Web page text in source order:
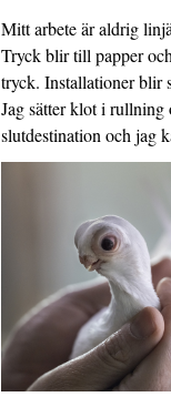
Mitt arbete är aldrig
Tryck blir till papper
tryck. Installationer blir
Jag sätter klot i rullning
slutdestination och jag